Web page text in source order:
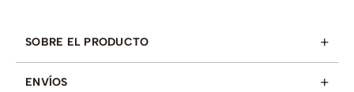
SOBRE EL PRODUCTO +
ENVÍOS +